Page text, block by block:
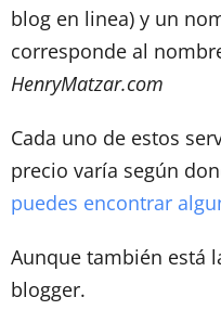
blog en linea) y un
corresponde al
HenryMatzar.com
Cada uno de estos
precio varía según
puedes encontrar
Aunque también está
blogger.